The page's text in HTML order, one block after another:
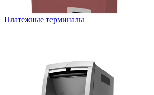
Платежные терминалы